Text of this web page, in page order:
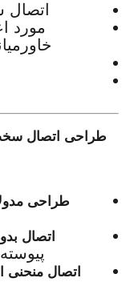
اتصال
مورد
طراحی
اتصال
اتصال منحنی